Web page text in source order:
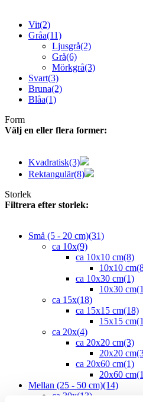
Vit(2)
Gråa(11)
Ljusgrå(2)
Grå(6)
Mörkgrå(3)
Svart(3)
Bruna(2)
Blåa(1)
Form
Välj en eller flera former:
Kvadratisk(3)
Rektangulär(8)
Storlek
Filtrera efter storlek:
Små (5 - 20 cm)(31)
ca 10x(9)
ca 10x10 cm(8)
10x10 cm
ca 10x30 cm(1)
10x30 cm
ca 15x(18)
ca 15x15 cm(18)
15x15 cm
ca 20x(4)
ca 20x20 cm(3)
20x20 cm
ca 20x60 cm(1)
20x60 cm
Mellan (25 - 50 cm)(14)
ca 30x(13)